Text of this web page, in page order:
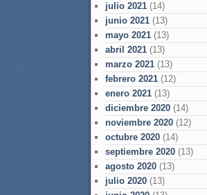
julio 2021 (14)
junio 2021 (13)
mayo 2021 (13)
abril 2021 (13)
marzo 2021 (13)
febrero 2021 (12)
enero 2021 (13)
diciembre 2020 (14)
noviembre 2020 (12)
octubre 2020 (14)
septiembre 2020 (13)
agosto 2020 (13)
julio 2020 (13)